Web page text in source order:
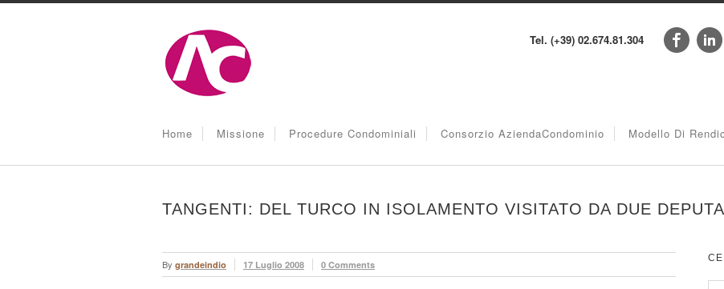
Tel. (+39) 02.674.81.304
Home Missione Procedure Condominiali Consorzio AziendaCondominio Modello Di
TANGENTI: DEL TURCO IN ISOLAMENTO VISITATO DA DUE
By grandeindio 17 Luglio 2008 0 Comments